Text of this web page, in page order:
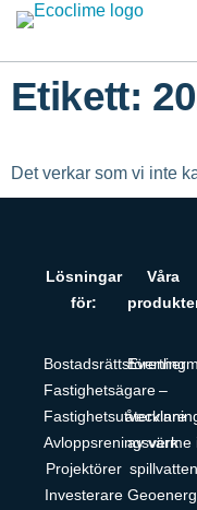
Etikett:
Det verkar som vi inte
Lösningar
för:
Bostadsrättsförening
Fastighetsägare
Fastighetsutvecklare
Avloppsreningsverk
Projektörer
Investerare
Våra
Evertherm
–
av värme
spillvatten